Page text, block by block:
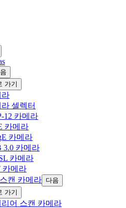
가기
라
셀렉터
12 카메라
카메라
카메라
3.0 카메라
카메라
카메라
캔 카메라 다음
가기
리어 스캔 카메라